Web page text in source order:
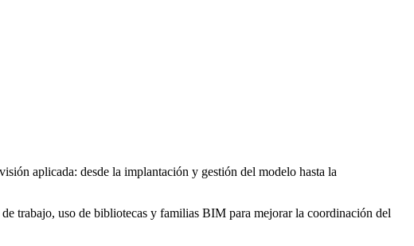
aplicada: desde la implantación y gestión del modelo hasta la
trabajo, uso de bibliotecas y familias BIM para mejorar la coordinación del